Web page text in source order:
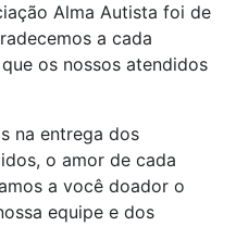
Alma Autista foi de
a cada
os nossos atendidos
na entrega dos
o amor de cada
a você doador o
equipe e dos